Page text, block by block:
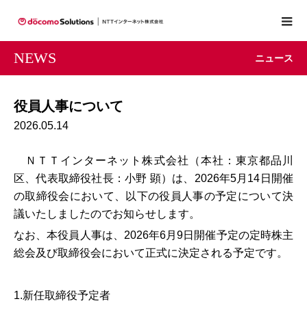
NEWS ニュース
役員人事について
2026.05.14
ＮＴＴインターネット株式会社（本社：東京都品川
区、代表取締役社長：小野 顕）は、2026年5月14日開催
の取締役会において、以下の役員人事の予定について決
議いたしましたのでお知らせします。
なお、本役員人事は、2026年6月9日開催予定の定時株主
総会及び取締役会において正式に決定される予定です。
1.新任取締役予定者